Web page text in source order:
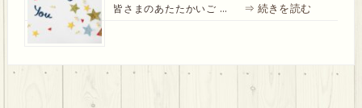
皆さまのあたたかいご …
⇒ 続きを読む